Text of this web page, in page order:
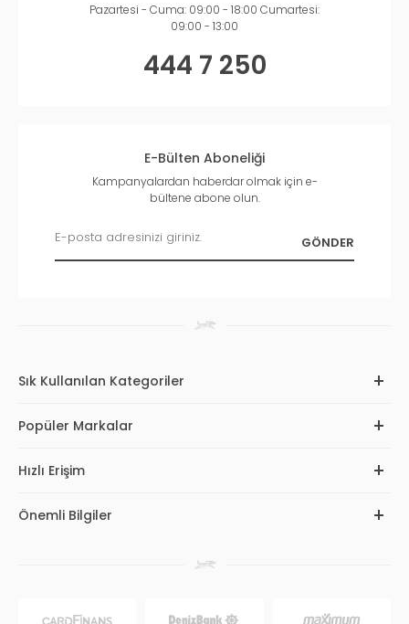
Pazartesi - Cuma: 09:00 - 18:00 Cumartesi:
09:00 - 13:00
444 7 250
E-Bülten Aboneliği
Kampanyalardan haberdar olmak için e-
bültene abone olun.
Sık Kullanılan Kategoriler
Popüler Markalar
Hızlı Erişim
Önemli Bilgiler